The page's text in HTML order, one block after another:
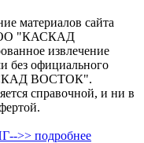
материалов сайта
ООО "КАСКАД
извлечение
без официального
ВОСТОК".
справочной, и ни в
>> подробнее